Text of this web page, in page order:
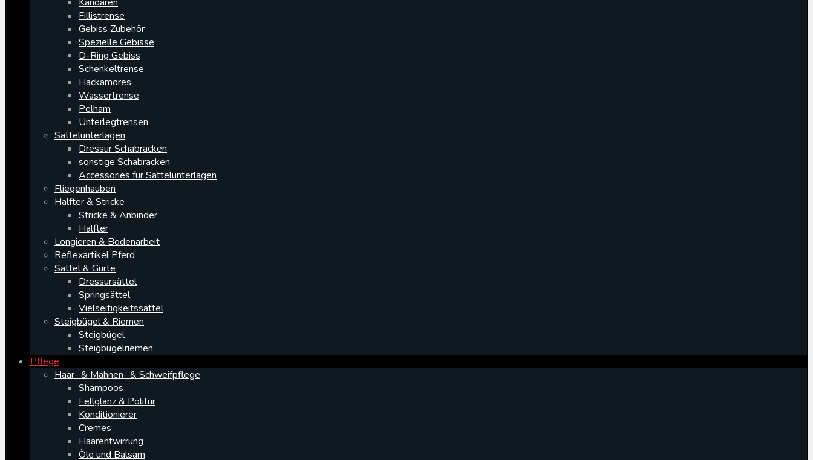
Fillistrense
Gebiss Zubehör
Spezielle Gebisse
D-Ring Gebiss
Schenkeltrense
Hackamores
Wassertrense
Pelham
Unterlegtrensen
Sattelunterlagen
Dressur Schabracken
sonstige Schabracken
Accessories für Sattelunterlagen
Fliegenhauben
Halfter & Stricke
Stricke & Anbinder
Halfter
Longieren & Bodenarbeit
Reflexartikel Pferd
Sättel & Gurte
Dressursättel
Springsättel
Vielseitigkeitssättel
Steigbügel & Riemen
Steigbügel
Steigbügelriemen
Pflege
Haar- & Mähnen- & Schweifpflege
Shampoos
Fellglanz & Politur
Konditionierer
Cremes
Haarentwirrung
Öle und Balsam